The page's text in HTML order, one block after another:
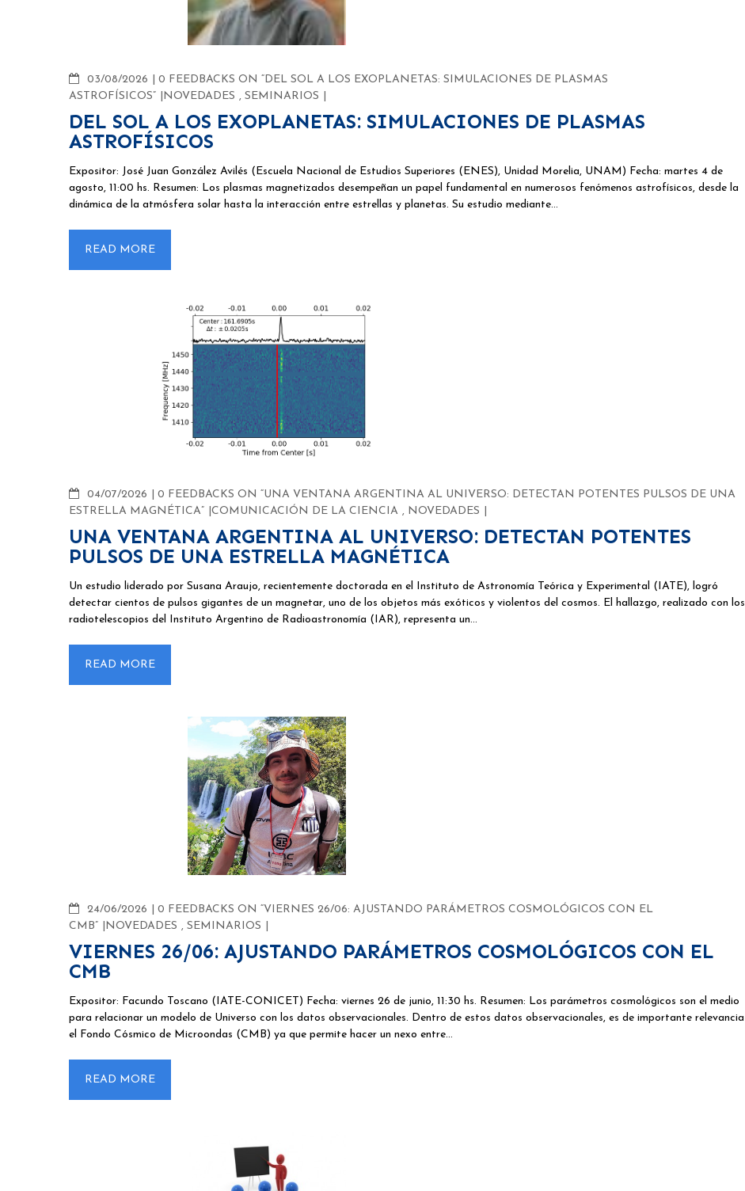
03/08/2026 COMMENTS
0 FEEDBACKS ON “DEL SOL A LOS EXOPLANETAS: SIMULACIONES DE PLASMAS
ASTROFÍSICOS”
NOVEDADES , SEMINARIOS
DEL SOL A LOS EXOPLANETAS: SIMULACIONES DE PLASMAS
ASTROFÍSICOS
Expositor: José Juan González Avilés (Escuela Nacional de Estudios Superiores (ENES), Unidad Morelia, UNAM) Fecha: martes 4 de
agosto, 11:00 hs. Resumen: Los plasmas magnetizados desempeñan un papel fundamental en numerosos fenómenos astrofísicos, desde la
dinámica de la atmósfera solar hasta la interacción entre estrellas y planetas. Su estudio mediante…
READ MORE
04/07/2026 COMMENTS
0 FEEDBACKS ON “UNA VENTANA ARGENTINA AL UNIVERSO: DETECTAN POTENTES PULSOS DE UNA
ESTRELLA MAGNÉTICA” COMUNICACIÓN DE LA CIENCIA , NOVEDADES
UNA VENTANA ARGENTINA AL UNIVERSO: DETECTAN POTENTES
PULSOS DE UNA ESTRELLA MAGNÉTICA
Un estudio liderado por Susana Araujo, recientemente doctorada en el Instituto de Astronomía Teórica y Experimental (IATE), logró
detectar cientos de pulsos gigantes de un magnetar, uno de los objetos más exóticos y violentos del cosmos. El hallazgo, realizado con los
radiotelescopios del Instituto Argentino de Radioastronomía (IAR), representa un…
READ MORE
24/06/2026 COMMENTS
0 FEEDBACKS ON “VIERNES 26/06: AJUSTANDO PARÁMETROS COSMOLÓGICOS CON EL
CMB”
NOVEDADES , SEMINARIOS
VIERNES 26/06: AJUSTANDO PARÁMETROS COSMOLÓGICOS CON EL
CMB
Expositor: Facundo Toscano (IATE-CONICET) Fecha: viernes 26 de junio, 11:30 hs. Resumen: Los parámetros cosmológicos son el medio
para relacionar un modelo de Universo con los datos observacionales. Dentro de estos datos observacionales, es de importante relevancia
el Fondo Cósmico de Microondas (CMB) ya que permite hacer un nexo entre…
READ MORE